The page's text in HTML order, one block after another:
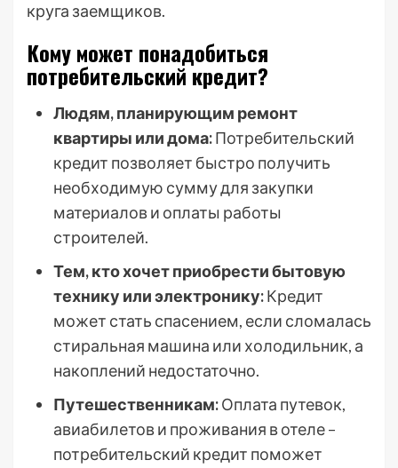
круга заемщиков.
Кому может понадобиться
потребительский кредит?
Людям, планирующим ремонт
квартиры или дома:Потребительский
кредит позволяет быстро получить
необходимую сумму для закупки
материалов и оплаты работы
строителей.
Тем, кто хочет приобрести бытовую
технику или электронику:Кредит
может стать спасением, если сломалась
стиральная машина или холодильник, а
накоплений недостаточно.
Путешественникам:Оплата путевок,
авиабилетов и проживания в отеле –
потребительский кредит поможет